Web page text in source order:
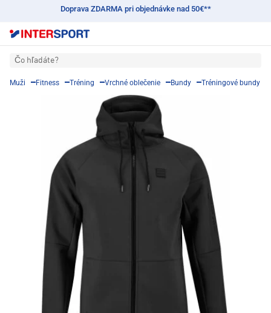
Doprava ZDARMA pri objednávke nad 50€**
Čo hľadáte?
Muži Fitness Tréning Vrchné oblečenie Bundy Tréningové bundy